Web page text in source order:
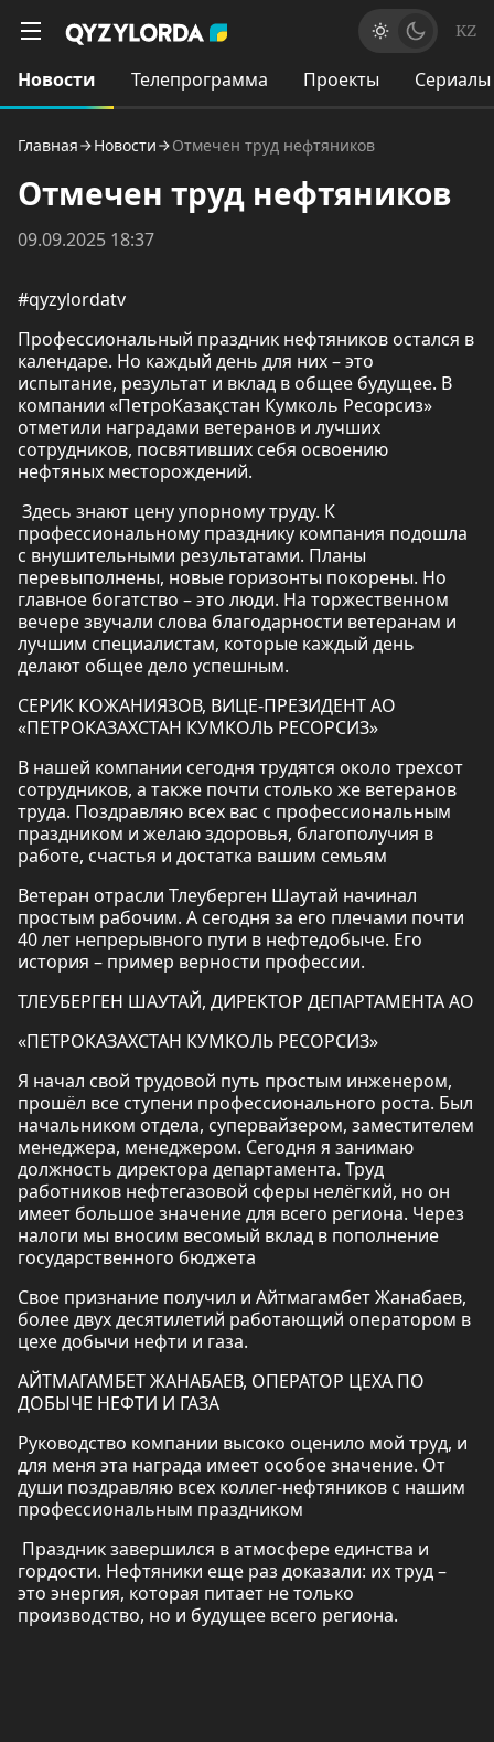
KZ
Новости Телепрограмма Проекты Сериалы
Главная Новости Отмечен труд нефтяников
Отмечен труд нефтяников
09.09.2025 18:37
#qyzylordatv
Профессиональный праздник нефтяников остался в
календаре. Но каждый день для них – это
испытание, результат и вклад в общее будущее. В
компании «ПетроКазақстан Кумколь Ресорсиз»
отметили наградами ветеранов и лучших
сотрудников, посвятивших себя освоению
нефтяных месторождений.
Здесь знают цену упорному труду. К
профессиональному празднику компания подошла
с внушительными результатами. Планы
перевыполнены, новые горизонты покорены. Но
главное богатство – это люди. На торжественном
вечере звучали слова благодарности ветеранам и
лучшим специалистам, которые каждый день
делают общее дело успешным.
СЕРИК КОЖАНИЯЗОВ, ВИЦЕ-ПРЕЗИДЕНТ АО
«ПЕТРОКАЗАХСТАН КУМКОЛЬ РЕСОРСИЗ»
В нашей компании сегодня трудятся около трехсот
сотрудников, а также почти столько же ветеранов
труда. Поздравляю всех вас с профессиональным
праздником и желаю здоровья, благополучия в
работе, счастья и достатка вашим семьям
Ветеран отрасли Тлеуберген Шаутай начинал
простым рабочим. А сегодня за его плечами почти
40 лет непрерывного пути в нефтедобыче. Его
история – пример верности профессии.
ТЛЕУБЕРГЕН ШАУТАЙ, ДИРЕКТОР ДЕПАРТАМЕНТА АО
«ПЕТРОКАЗАХСТАН КУМКОЛЬ РЕСОРСИЗ»
Я начал свой трудовой путь простым инженером,
прошёл все ступени профессионального роста. Был
начальником отдела, супервайзером, заместителем
менеджера, менеджером. Сегодня я занимаю
должность директора департамента. Труд
работников нефтегазовой сферы нелёгкий, но он
имеет большое значение для всего региона. Через
налоги мы вносим весомый вклад в пополнение
государственного бюджета
Свое признание получил и Айтмагамбет Жанабаев,
более двух десятилетий работающий оператором в
цехе добычи нефти и газа.
АЙТМАГАМБЕТ ЖАНАБАЕВ, ОПЕРАТОР ЦЕХА ПО
ДОБЫЧЕ НЕФТИ И ГАЗА
Руководство компании высоко оценило мой труд, и
для меня эта награда имеет особое значение. От
души поздравляю всех коллег-нефтяников с нашим
профессиональным праздником
Праздник завершился в атмосфере единства и
гордости. Нефтяники еще раз доказали: их труд –
это энергия, которая питает не только
производство, но и будущее всего региона.